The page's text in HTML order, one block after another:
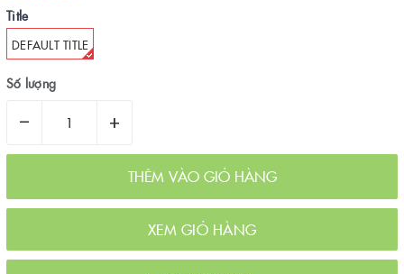
Title
DEFAULT TITLE
Số lượng
– +
THÊM VÀO GIỎ HÀNG
XEM GIỎ HÀNG